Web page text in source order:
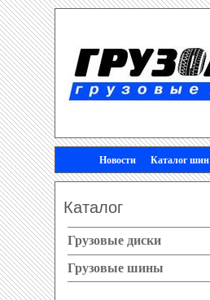
Новости Каталог шин
Каталог
Грузовые диски
Грузовые шины